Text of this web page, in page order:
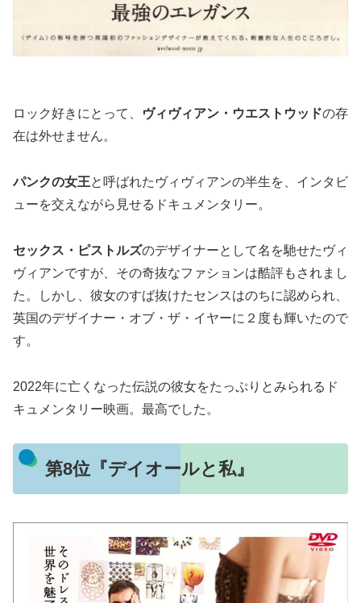
ロック好きにとって、 ヴィヴィアン・ウエストウッドの存
在は外せません。
パンクの女王と呼ばれたヴィヴィアンの半生を、インタビ
ューを交えながら見せるドキュメンタリー。
セックス・ピストルズのデザイナーとして名を馳せたヴィ
ヴィアンですが、その奇抜なファションは酷評もされまし
た。しかし、彼女のすば抜けたセンスはのちに認められ、
英国のデザイナー・オブ・ザ・イヤーに２度も輝いたので
す。
2022年に亡くなった伝説の彼女をたっぷりとみられるド
キュメンタリー映画。最高でした。
第8位『デイオールと私』